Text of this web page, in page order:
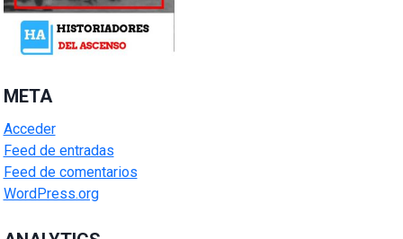
META
Acceder
Feed de entradas
Feed de comentarios
WordPress.org